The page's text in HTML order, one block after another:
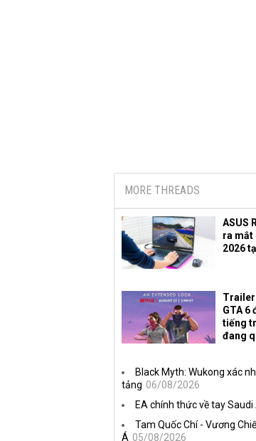
MORE THREADS
ASUS
ra mắt
2026
Trailer
GTA 6
tiếng
đang
Black Myth: Wukong xác
tảng 06/08/2026
EA chính thức về tay
Tam Quốc Chí - Vương
Á 05/08/2026